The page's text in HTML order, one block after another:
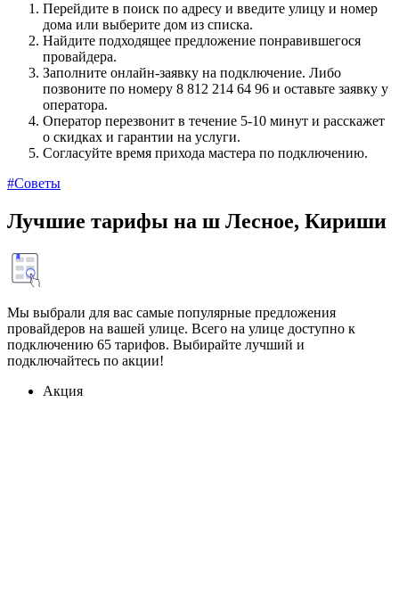
Перейдите в поиск по адресу и введите улицу и номер
дома или выберите дом из списка.
Найдите подходящее предложение понравившегося
провайдера.
Заполните онлайн-заявку на подключение. Либо
позвоните по номеру 8 812 214 64 96 и оставьте заявку у
оператора.
Оператор перезвонит в течение 5-10 минут и расскажет
о скидках и гарантии на услуги.
Согласуйте время прихода мастера по подключению.
#Советы
Лучшие тарифы на ш Лесное, Кириши
Мы выбрали для вас самые популярные предложения
провайдеров на вашей улице. Всего на улице доступно к
подключению 65 тарифов. Выбирайте лучший и
подключайтесь по акции!
Акция